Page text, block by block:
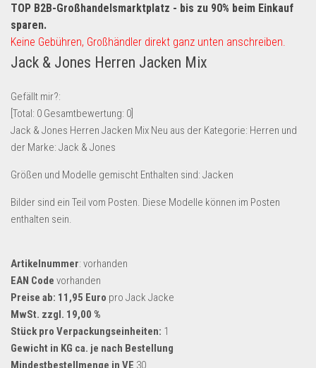
Handy und Smartphone
Kosmetik & Pflege
Lebensmittel & Getränke
Multimedia & Elektro
Münzen
Uhren & Schmuck
Restposten für Privatpersonen
eBay Restposten kaufen
Sonderposten-Angebote
Saison & Eventprodkte
TOP B2B-Großhandelsmarktplatz - bis zu 90% beim Einkauf
sparen.
Keine Gebühren, Großhändler direkt ganz unten anschreiben.
Jack & Jones Herren Jacken Mix
Gefällt mir?:
[Total: 0 Gesamtbewertung: 0
Jack & Jones Herren Jacken Mix Neu aus der Kategorie: Herren und
der Marke: Jack & Jones
Größen und Modelle gemischt Enthalten sind: Jacken
Bilder sind ein Teil vom Posten. Diese Modelle können im Posten
enthalten sein.
Artikelnummer: vorhanden
EAN Code vorhanden
Preise ab: 11,95 Euro pro Jack Jacke
MwSt. zzgl. 19,00 %
Stück pro Verpackungseinheiten: 1
Gewicht in KG ca. je nach Bestellung
Mindestbestellmenge in VE 30